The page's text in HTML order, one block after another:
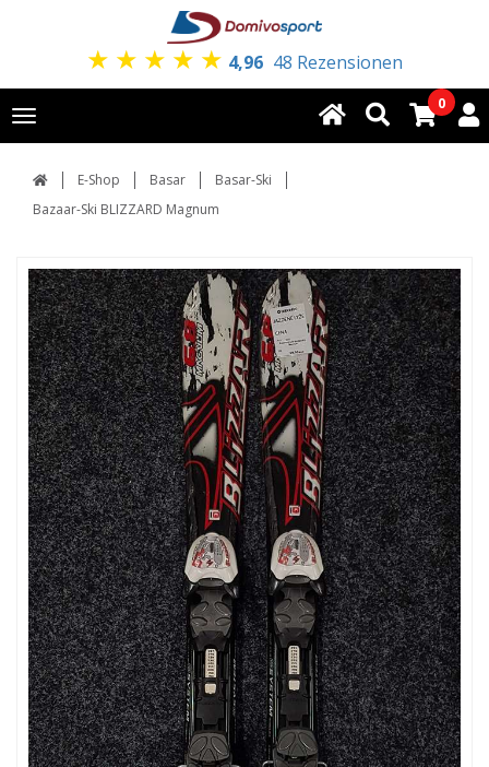
★ ★ ★ ★ ★ 4,96 48 Rezensionen
Toggle
navigation
0
E-Shop Basar
Basar-Ski
Bazaar-Ski BLIZZARD Magnum